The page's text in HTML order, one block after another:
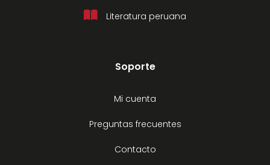
Literatura peruana
Soporte
Mi cuenta
Preguntas frecuentes
Contacto